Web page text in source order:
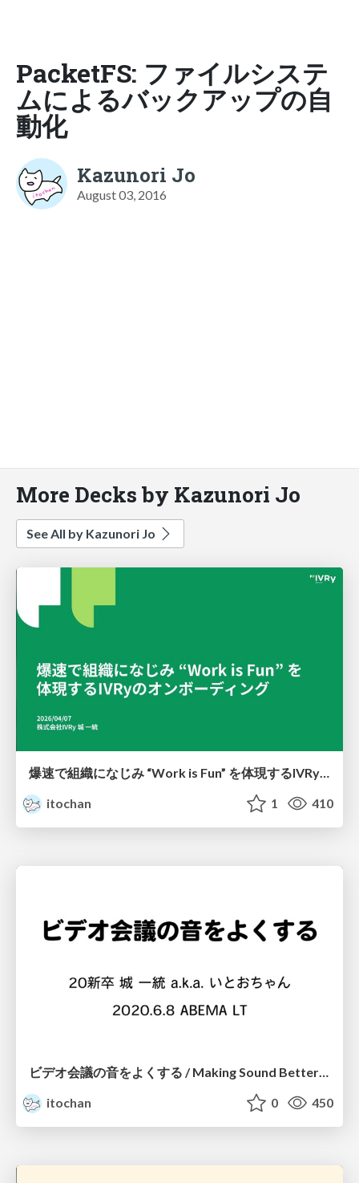
PacketFS: ファイルシステ
ムによるバックアップの自
動化
Kazunori Jo
August 03, 2016
More Decks by Kazunori Jo
See All by Kazunori Jo
爆速で組織になじみ “Work is Fun” を体現するIVRyのオンボーディング
itochan
1 410
itochan
0 450